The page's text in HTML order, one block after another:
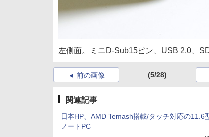
左側面。ミニD-Sub15ピン、USB 2.0、
前の画像 (5/28)
関連記事
日本HP、AMD Temash搭載/タッチ対応の11.6
ノートPC